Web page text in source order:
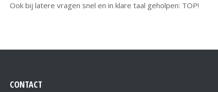
Ook bij latere vragen snel en in klare taal geholpen: TOP!
CONTACT